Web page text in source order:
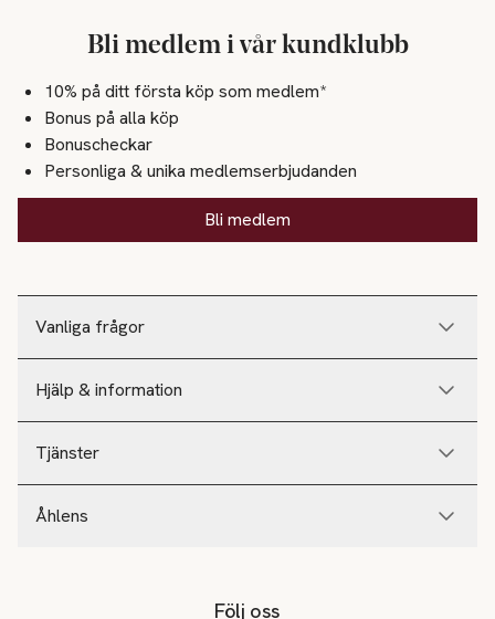
Vanliga frågor
Hjälp & information
Tjänster
Åhlens
Bli medlem i vår kundklubb
10% på ditt första köp som medlem*
Bonus på alla köp
Bonuscheckar
Personliga & unika medlemserbjudanden
Bli medlem
Följ oss